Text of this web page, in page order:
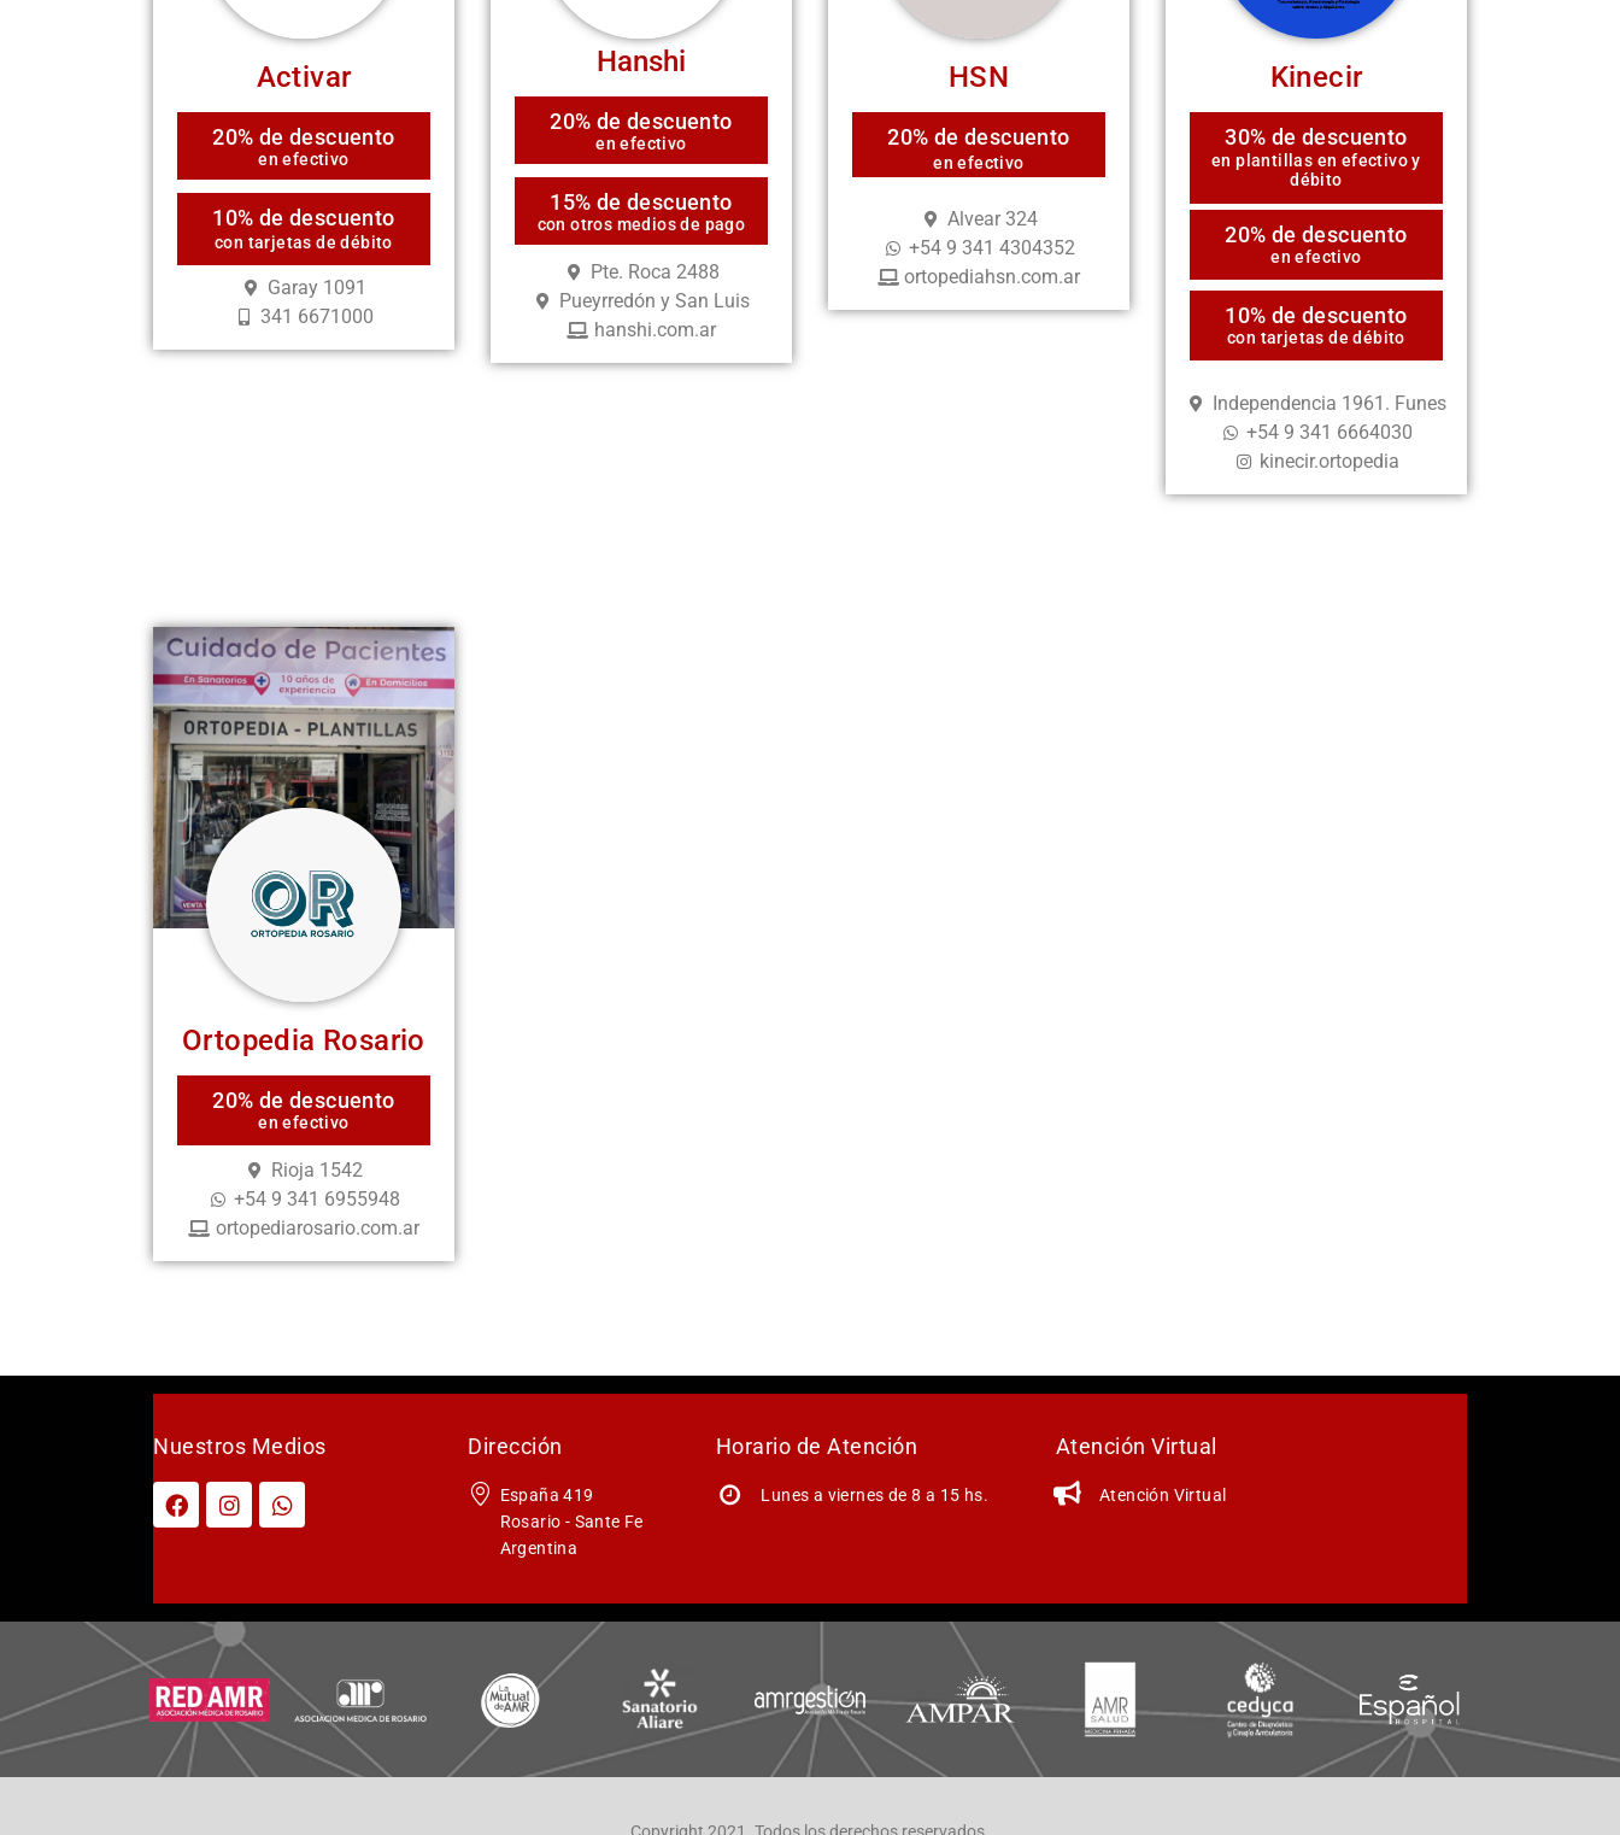
Activar
20% de descuento
en efectivo
10% de descuento
con tarjetas de débito
Garay 1091
341 6671000
Hanshi
20% de descuento
en efectivo
15% de descuento
con otros medios de pago
Pte. Roca 2488
Pueyrredón y San Luis
hanshi.com.ar
HSN
20% de descuento
en efectivo
Alvear 324
+54 9 341 4304352
ortopediahsn.com.ar
Kinecir
30% de descuento
en plantillas en efectivo y
débito
20% de descuento
en efectivo
10% de descuento
con tarjetas de débito
Independencia 1961. Funes
+54 9 341 6664030
kinecir.ortopedia
Ortopedia Rosario
20% de descuento
en efectivo
Rioja 1542
+54 9 341 6955948
ortopediarosario.com.ar
Nuestros Medios Dirección
España 419
Rosario - Sante Fe
Argentina
Horario de Atención
Lunes a viernes de 8 a 15 hs.
Atención Virtual
Atención Virtual